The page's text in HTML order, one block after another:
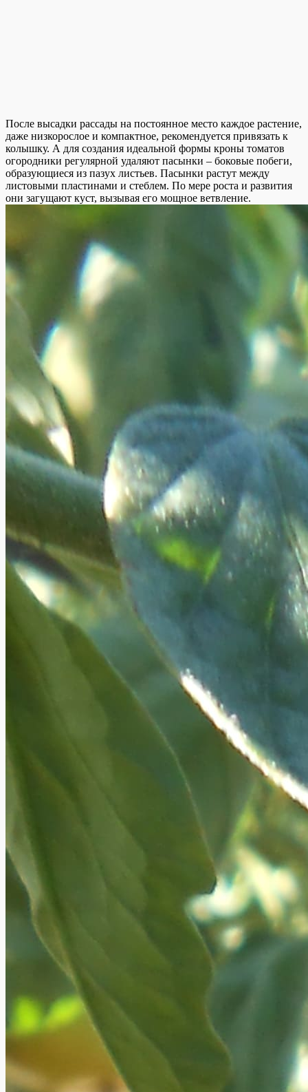
После высадки рассады на постоянное место каждое растение,
даже низкорослое и компактное, рекомендуется привязать к
колышку. А для создания идеальной формы кроны томатов
огородники регулярной удаляют пасынки – боковые побеги,
образующиеся из пазух листьев. Пасынки растут между
листовыми пластинами и стеблем. По мере роста и развития
они загущают куст, вызывая его мощное ветвление.